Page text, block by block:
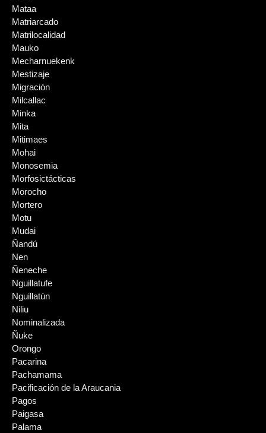
Mataa
Matriarcado
Matrilocalidad
Mauko
Mecharnuekenk
Mestizaje
Migración
Milcallac
Minka
Mita
Mitimaes
Mohai
Monosemia
Morfosictácticas
Morocho
Mortero
Motu
Mudai
Ñandú
Nen
Ñeneche
Nguillatufe
Nguillatún
Niliu
Nominalizada
Ñuke
Orongo
Pacarina
Pachamama
Pacificación de la Araucania
Pagos
Paigasa
Palama